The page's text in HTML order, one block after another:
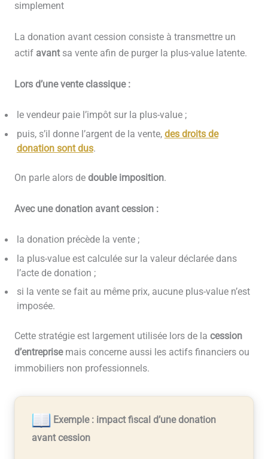
simplement
La donation avant cession consiste à transmettre un
actif avantsa vente afin de purger la plus-value latente.
Lors d’une vente classique :
le vendeur paie l’impôt sur la plus-value ;
puis, s’il donne l’argent de la vente, des droits de
donation sont dus.
On parle alors de double imposition.
Avec une donation avant cession :
la donation précède la vente ;
la plus-value est calculée sur la valeur déclarée dans
l’acte de donation ;
si la vente se fait au même prix, aucune plus-value n’est
imposée.
Cette stratégie est largement utilisée lors de la cession
d’entreprisemais concerne aussi les actifs financiers ou
immobiliers non professionnels.
Exemple : impact fiscal d’une donation
avant cession